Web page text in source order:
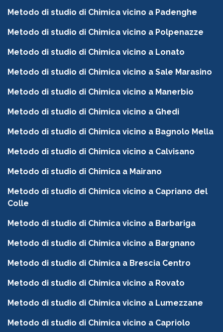
Metodo di studio di Chimica vicino a Padenghe
Metodo di studio di Chimica vicino a Polpenazze
Metodo di studio di Chimica vicino a Lonato
Metodo di studio di Chimica vicino a Sale Marasino
Metodo di studio di Chimica vicino a Manerbio
Metodo di studio di Chimica vicino a Ghedi
Metodo di studio di Chimica vicino a Bagnolo Mella
Metodo di studio di Chimica vicino a Calvisano
Metodo di studio di Chimica a Mairano
Metodo di studio di Chimica vicino a Capriano del
Colle
Metodo di studio di Chimica vicino a Barbariga
Metodo di studio di Chimica vicino a Bargnano
Metodo di studio di Chimica a Brescia Centro
Metodo di studio di Chimica vicino a Rovato
Metodo di studio di Chimica vicino a Lumezzane
Metodo di studio di Chimica vicino a Capriolo